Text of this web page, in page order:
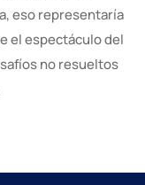
eso representaría
el espectáculo del
no resueltos